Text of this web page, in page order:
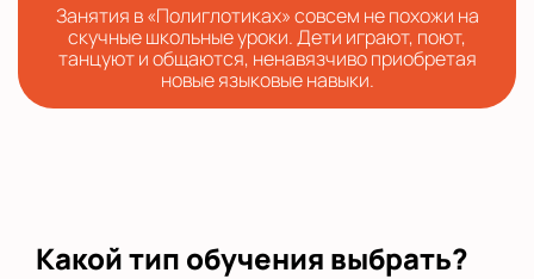
Занятия в «Полиглотиках» совсем не похожи на
скучные школьные уроки. Дети играют, поют,
танцуют и общаются, ненавязчиво приобретая
новые языковые навыки.
Какой тип обучения выбрать?